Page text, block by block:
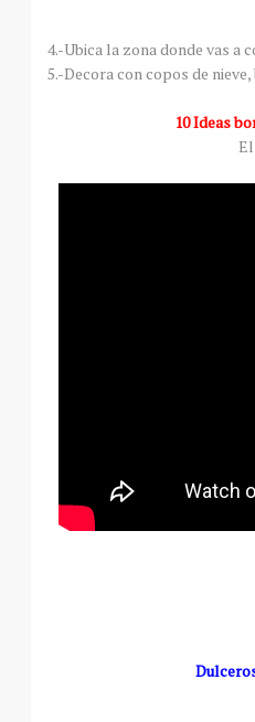
4.-Ubica la zona donde vas a
5.-Decora con copos de
10 Ideas